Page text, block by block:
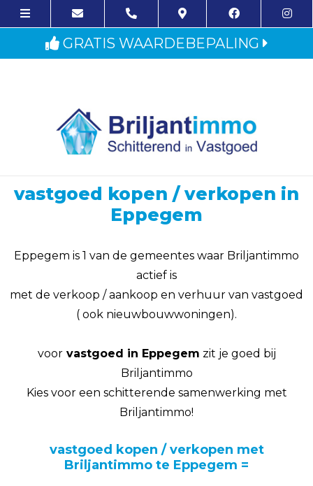
GRATIS WAARDEBEPALING
vastgoed kopen / verkopen in
Eppegem
Eppegem is 1 van de gemeentes waar Briljantimmo
actief is
met de verkoop / aankoop en verhuur van vastgoed
( ook nieuwbouwwoningen).
voorvastgoed in Eppegem zit je goed bij
Briljantimmo
Kies voor een schitterende samenwerking met
Briljantimmo!
vastgoed kopen / verkopen met
Briljantimmo te Eppegem =